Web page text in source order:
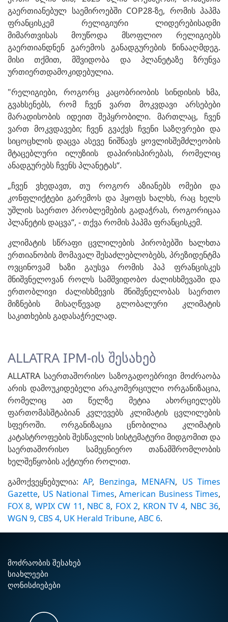
გაერთიანებულ საემიროებში COP28-ზე, რომის პაპმა
ფრანცისკემ რელიგიური ლიდერებისადმი
მიმართვისას მოუწოდა მსოფლიო რელიგიებს
გაერთიანდნენ გარემოს განადგურების წინააღმდეგ.
მისი თქმით, მშვიდობა და პლანეტაზე ზრუნვა
ურთიერთდამოკიდებულია.
"რელიგიები, როგორც კაცობრიობის სინდისის ხმა,
გვახსენებს, რომ ჩვენ ვართ მოკვდავი არსებები
მარადისობის იდეით შეპყრობილი. მართლაც, ჩვენ
ვართ მოკვდავები; ჩვენ გვაქვს ჩვენი საზღვრები და
სიცოცხლის დაცვა ასევე ნიშნავს ყოვლისშემძლეობის
მტაცებლური ილუზიის დაპირისპირებას, რომელიც
ანადგურებს ჩვენს პლანეტას“.
„ჩვენ ვხედავთ, თუ როგორ აზიანებს ომები და
კონფლიქტები გარემოს და ჰყოფს ხალხს, რაც ხელს
უშლის საერთო პრობლემების გადაჭრას, როგორიცაა
პლანეტის დაცვა“, - თქვა რომის პაპმა ფრანცისკემ.
კლიმატის სწრაფი ცვლილების პირობებში ხალხთა
ერთიანობის მომავალ შესაძლებლობებს, პრეზიდენტმა
ოვცინოვამ ხაზი გაუსვა რომის პაპ ფრანცისკეს
მნიშვნელოვან როლს სამშვიდობო ძალისხმევაში და
ერთობლივი ძალისხმევის მნიშვნელობას საერთო
მიზნების მისაღწევად გლობალური კლიმატის
საკითხების გადასაჭრელად.
ALLATRA IPM-ის შესახებ
ALLATRA საერთაშორისო საზოგადოებრივი მოძრაობა
არის დამოუკიდებელი არაკომერციული ორგანიზაცია,
რომელიც ათ წელზე მეტია ახორციელებს
ფართომასშტაბიან კვლევებს კლიმატის ცვლილების
სფეროში. ორგანიზაცია ცნობილია კლიმატის
კატასტროფების შესწავლის სისტემატური მიდგომით და
საერთაშორისო სამეცნიერო თანამშრომლობის
ხელშეწყობის აქტიური როლით.
გამოქვეყნებულია:AP, Benzinga, MENAFN, US Times
Gazette, US National Times, American Business Times,
FOX 8, WPIX CW 11, NBC 8, FOX 2, KRON TV 4, NBC 36,
WGN 9, CBS 4, UK Herald Tribune, ABC 6.
ᲛᲝᲫᲠᲐᲝᲑᲘᲡ ᲨᲔᲡᲐᲮᲔᲑ
ᲡᲘᲐᲮᲚᲔᲔᲑᲘ
ᲦᲝᲜᲘᲡᲫᲘᲔᲑᲔᲑᲘ